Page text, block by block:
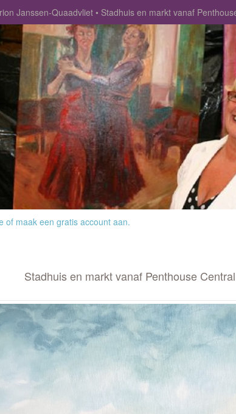
Janssen-Quaadvliet Stadhuis en markt vanaf
of maak een gratis account aan.
Stadhuis en markt vanaf Penthouse